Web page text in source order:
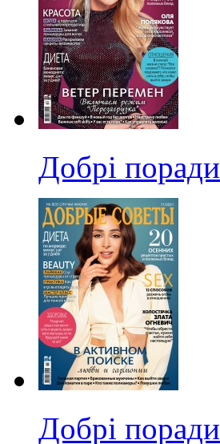
Добрі поради
Добрі поради